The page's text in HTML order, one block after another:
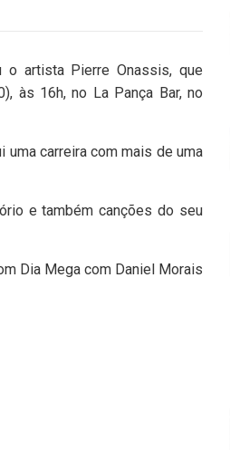
o artista Pierre Onassis, que
às 16h, no La Pança Bar, no
uma carreira com mais de uma
e também canções do seu
Dia Mega com Daniel Morais